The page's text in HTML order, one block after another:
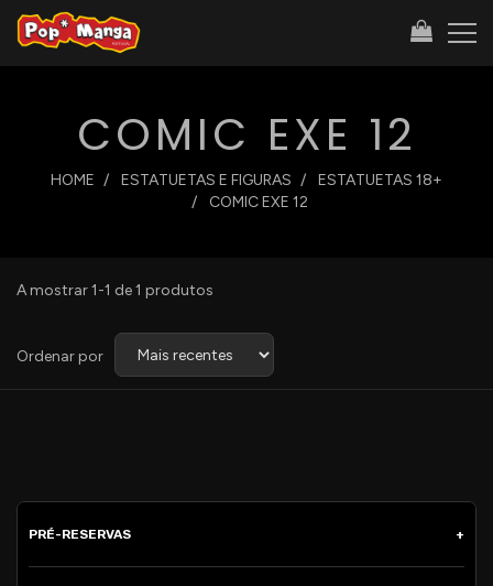
COMIC EXE 12
HOME ESTATUETAS E FIGURAS
ESTATUETAS 18+
COMIC EXE 12
A mostrar 1-1 de 1 produtos
Ordenar por Ordenar
PRÉ-RESERVAS